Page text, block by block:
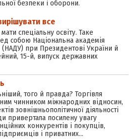
безпеки і оборони.
все
спеціальну освіту. Таке
собою Національна академія
при Президентові України й
15-й, випуск державних
того й правда? Торгівля
чинником міжнародних відносин,
зовнішньополітичної діяльності
привертала посилену увагу
конкурентів і покупців,
і приватних…